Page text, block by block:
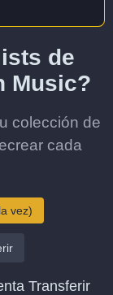
de
Music?
colección de
cada
vez)
Transferir